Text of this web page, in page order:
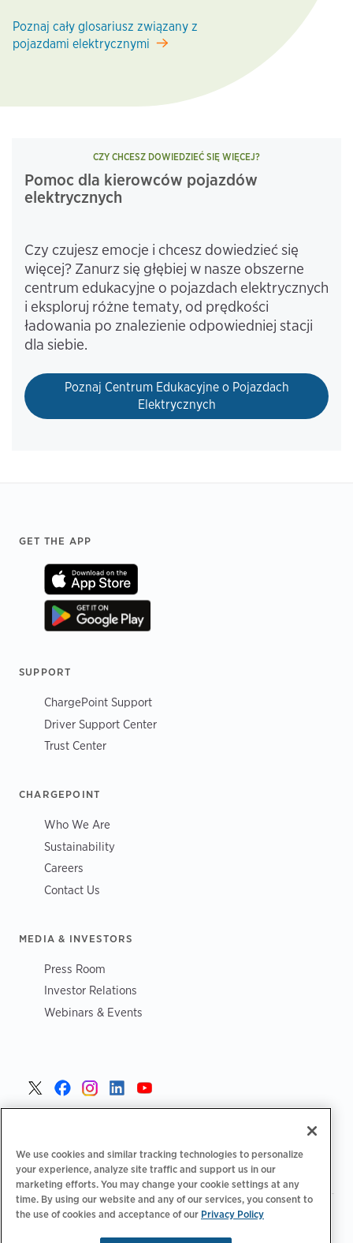
Poznaj cały glosariusz związany z
pojazdami elektrycznymi
CZY CHCESZ DOWIEDZIEĆ SIĘ WIĘCEJ?
Pomoc dla kierowców pojazdów
elektrycznych
Czy czujesz emocje i chcesz dowiedzieć się
więcej? Zanurz się głębiej w nasze obszerne
centrum edukacyjne o pojazdach elektrycznych
i eksploruj różne tematy, od prędkości
ładowania po znalezienie odpowiedniej stacji
dla siebie.
Poznaj Centrum Edukacyjne o Pojazdach
Elektrycznych
Footer
GET THE APP
SUPPORT
ChargePoint Support
Driver Support Center
Trust Center
CHARGEPOINT
Who We Are
Sustainability
Careers
Contact Us
MEDIA & INVESTORS
Press Room
Investor Relations
Webinars & Events
Polityka prywatności | Opcje prywatności|Legalny
We use cookies and similar tracking technologies to personalize
your experience, analyze site traffic and support us in our
marketing efforts. You may change your cookie settings at any
time. By using our website and any of our services, you consent to
the use of cookies and acceptance of our Privacy Policy